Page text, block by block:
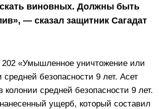
виновных. Должны быть
— сказал защитник Сагадат
202 «Умышленное уничтожение или
безопасности 9 лет. Асет
средней безопасности 9 лет.
ущерб, который составил